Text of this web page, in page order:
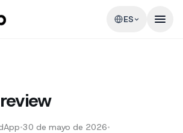
ES
•30 de mayo de 2026•